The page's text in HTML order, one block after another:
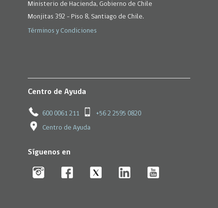
Ministerio de Hacienda, Gobierno de Chile
Monjitas 392 - Piso 8, Santiago de Chile.
Términos y Condiciones
Centro de Ayuda
600 0061 211 +56 2 2595 0820
Centro de Ayuda
Síguenos en